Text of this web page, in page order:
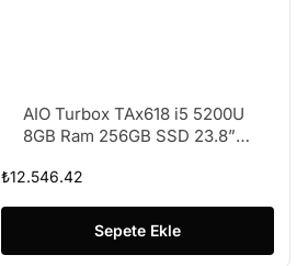
AIO Turbox TAx618 i5 5200U
8GB Ram 256GB SSD 23.8”
Bilgisayar
₺12.546.42
Sepete Ekle